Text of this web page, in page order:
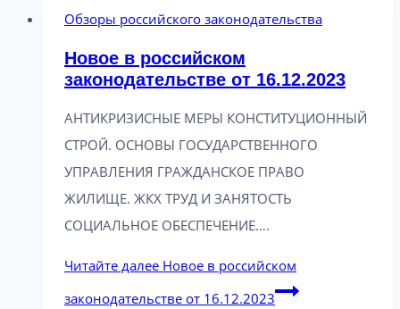
Обзоры российского законодательства
Новое в российском
законодательстве от 16.12.2023
АНТИКРИЗИСНЫЕ МЕРЫ КОНСТИТУЦИОННЫЙ
СТРОЙ. ОСНОВЫ ГОСУДАРСТВЕННОГО
УПРАВЛЕНИЯ ГРАЖДАНСКОЕ ПРАВО
ЖИЛИЩЕ. ЖКХ ТРУД И ЗАНЯТОСТЬ
СОЦИАЛЬНОЕ ОБЕСПЕЧЕНИЕ….
Читайте далее Новое в российском
законодательстве от 16.12.2023